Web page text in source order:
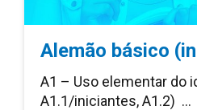
Alemão básico
A1 – Uso elementar do
A1.1/iniciantes, A1.2) …